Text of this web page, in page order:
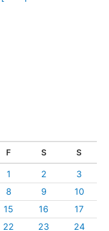
F S S
1 2 3
8 9
10
15 16 17
22 23 24